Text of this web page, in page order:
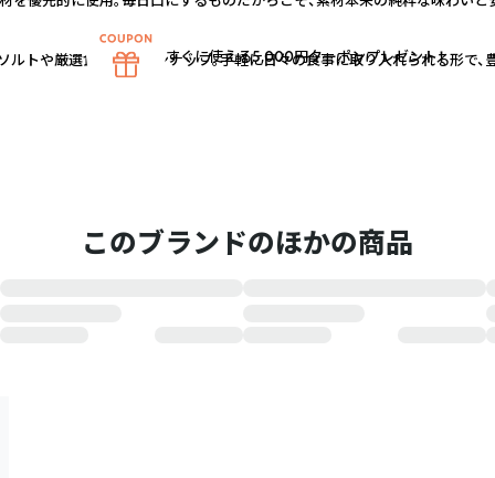
ルトや厳選食材もラインナップ。手軽に日々の食事に取り入れられる形で
このブランドのほかの商品
すぐに使える5,000円クーポンプレゼント！